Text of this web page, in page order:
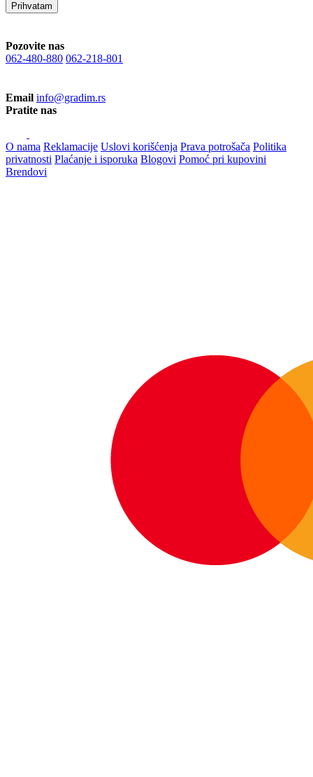
Prihvatam
Pozovite nas
062-480-880 062-218-801
Email info@gradim.rs
Pratite nas
O nama Reklamacije Uslovi korišćenja Prava potrošača Politika
privatnosti Plaćanje i isporuka Blogovi Pomoć pri kupovini
Brendovi